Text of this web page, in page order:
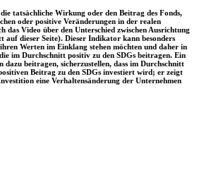
tatsächliche Wirkung oder den Beitrag des Fonds,
oder positive Veränderungen in der realen
das Video über den Unterschied zwischen Ausrichtung
auf dieser Seite). Dieser Indikator kann besonders
Werten im Einklang stehen möchten und daher in
im Durchschnitt positiv zu den SDGs beitragen. Ein
dazu beitragen, sicherzustellen, dass im Durchschnitt
Beitrag zu den SDGs investiert wird; er zeigt
eine Verhaltensänderung der Unternehmen